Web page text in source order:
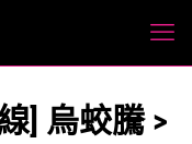
] 烏蛟騰 >